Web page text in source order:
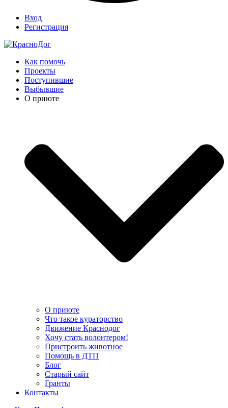
Вход
Регистрация
Как помочь
Проекты
Поступившие
Выбывшие
О приюте
О приюте
Что такое кураторство
Движение Краснодог
Хочу стать волонтером!
Пристроить животное
Помощь в ДТП
Блог
Старый сайт
Гранты
Контакты